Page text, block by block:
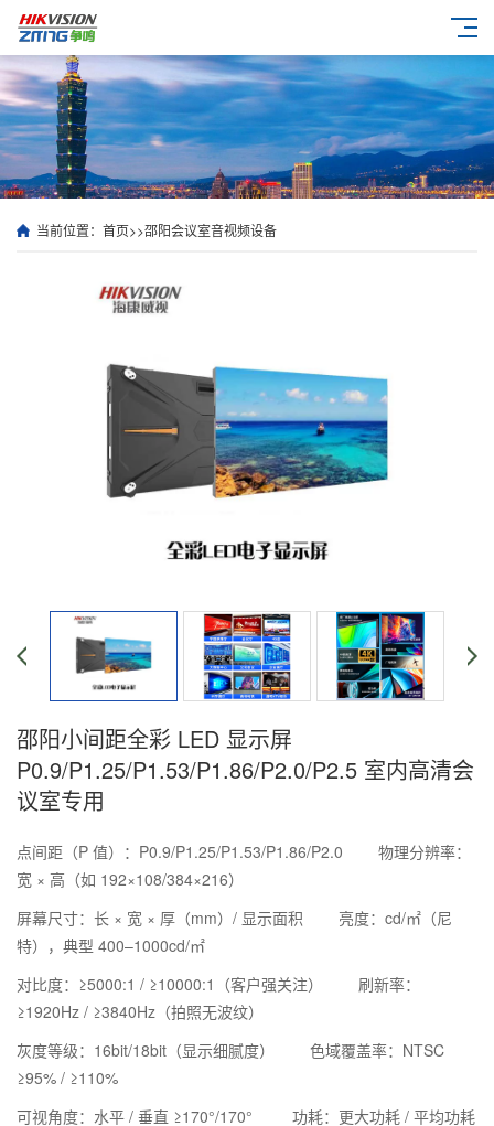
当前位置： 首页>>邵阳会议室音视频设备
邵阳小间距全彩 LED 显示屏
P0.9/P1.25/P1.53/P1.86/P2.0/P2.5 室内高清会
议室专用
点间距（P 值）：P0.9/P1.25/P1.53/P1.86/P2.0 物理分辨率：
宽 × 高（如 192×108/384×216）
屏幕尺寸：长 × 宽 × 厚（mm）/ 显示面积 亮度：cd/㎡（尼
特），典型 400–1000cd/㎡
对比度：≥5000:1 / ≥10000:1（客户强关注） 刷新率：
≥1920Hz / ≥3840Hz（拍照无波纹）
灰度等级：16bit/18bit（显示细腻度） 色域覆盖率：NTSC
≥95% / ≥110%
可视角度：水平 / 垂直 ≥170°/170° 功耗：更大功耗 / 平均功耗